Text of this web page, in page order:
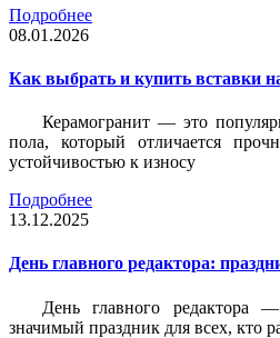
Подробнее
08.01.2026
Как выбрать и купить вставки
Керамогранит — это
пола, который отличается
устойчивостью к износу
Подробнее
13.12.2025
День главного редактора:
День главного редактора
значимый праздник для всех, кто